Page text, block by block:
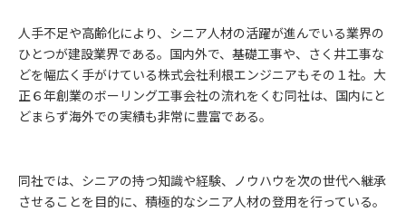
人手不足や高齢化により、シニア人材の活躍が進んでいる業界の
ひとつが建設業界である。国内外で、基礎工事や、さく井工事な
どを幅広く手がけている株式会社利根エンジニアもその１社。大
正６年創業のボーリング工事会社の流れをくむ同社は、国内にと
どまらず海外での実績も非常に豊富である。
同社では、シニアの持つ知識や経験、ノウハウを次の世代へ継承
させることを目的に、積極的なシニア人材の登用を行っている。